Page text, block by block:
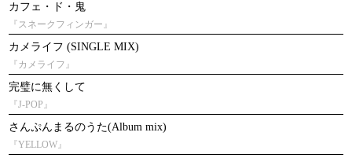
カフェ・ド・鬼
『スネークフィンガー』
カメライフ (SINGLE MIX)
『カメライフ』
完璧に無くして
『J-POP』
さんぷんまるのうた(Album mix)
『YELLOW』